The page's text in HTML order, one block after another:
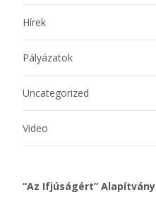
Hírek
Pályázatok
Uncategorized
Video
“Az Ifjúságért” Alapítvány